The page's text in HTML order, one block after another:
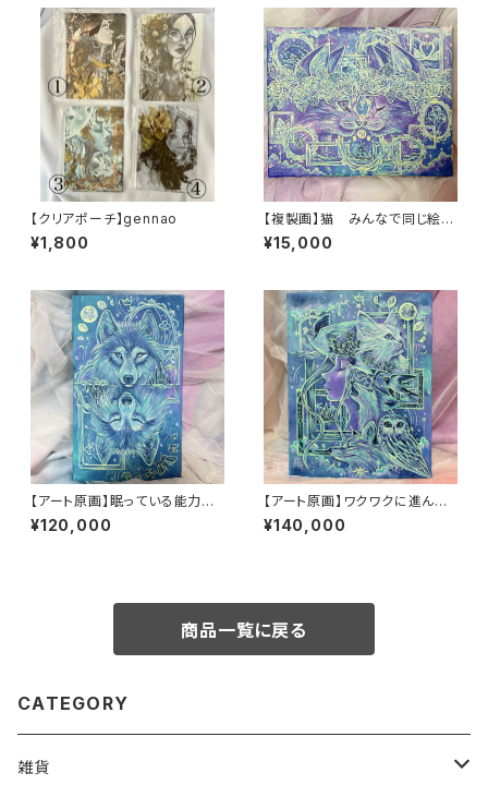
【クリアポーチ】gennao
¥1,800
【複製画】猫 みんなで同じ絵を
飾ろうプロジェクト シリアルナ
ンバー入り F3サイズ
¥15,000
【アート原画】眠っている能力を
呼び起こす オオカミ 1点もの ア
クリル画
¥120,000
【アート原画】ワクワクに進んで
いく 1点もの アクリル画
¥140,000
商品一覧に戻る
CATEGORY
雑貨